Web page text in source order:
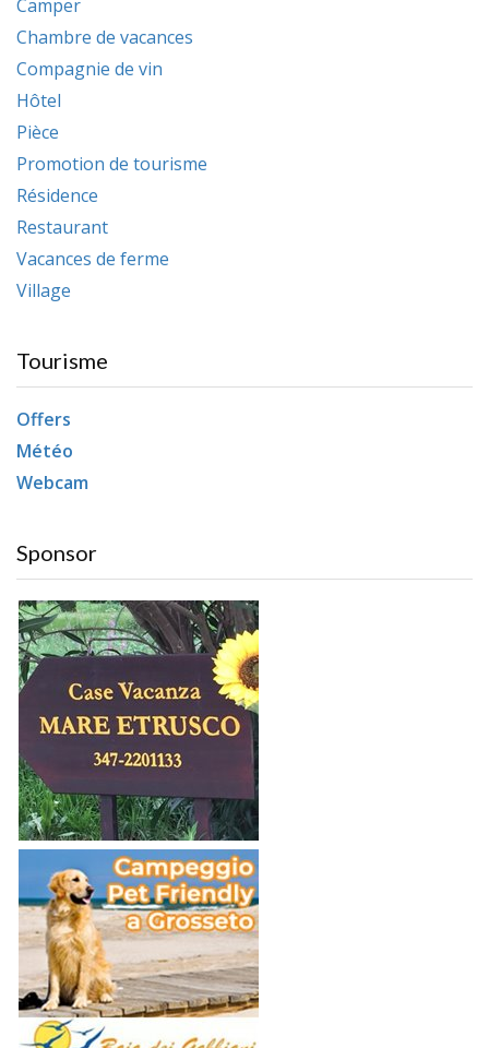
Camper
Chambre de vacances
Compagnie de vin
Hôtel
Pièce
Promotion de tourisme
Résidence
Restaurant
Vacances de ferme
Village
Tourisme
Offers
Météo
Webcam
Sponsor